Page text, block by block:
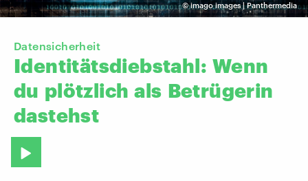
©imago images | Panthermedia
Datensicherheit
Identitätsdiebstahl: Wenn
du plötzlich als Betrügerin
dastehst